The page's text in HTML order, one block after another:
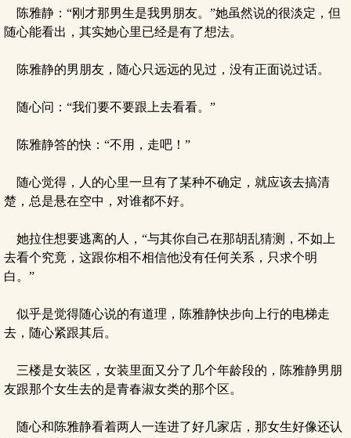
陈雅静：“刚才那男生是我男朋友。”她虽然说的很淡定，但
随心能看出，其实她心里已经是有了想法。
陈雅静的男朋友，随心只远远的见过，没有正面说过话。
随心问：“我们要不要跟上去看看。”
陈雅静答的快：“不用，走吧！”
随心觉得，人的心里一旦有了某种不确定，就应该去搞清
楚，总是悬在空中，对谁都不好。
她拉住想要逃离的人，“与其你自己在那胡乱猜测，不如上
去看个究竟，这跟你相不相信他没有任何关系，只求个明
白。”
似乎是觉得随心说的有道理，陈雅静快步向上行的电梯走
去，随心紧跟其后。
三楼是女装区，女装里面又分了几个年龄段的，陈雅静男朋
友跟那个女生去的是青春淑女类的那个区。
随心和陈雅静看着两人一连进了好几家店，那女生好像还认